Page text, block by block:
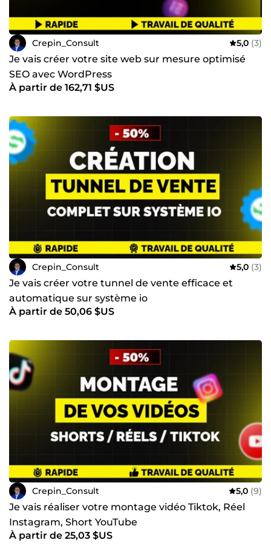
Crepin_Consult 5,0 (3)
Je vais créer votre site web sur mesure optimisé
SEO avec WordPress
À partir de 162,71 $US
Crepin_Consult 5,0 (3)
Je vais créer votre tunnel de vente efficace et
automatique sur système io
À partir de 50,06 $US
Crepin_Consult 5,0 (9)
Je vais réaliser votre montage vidéo Tiktok, Réel
Instagram, Short YouTube
À partir de 25,03 $US